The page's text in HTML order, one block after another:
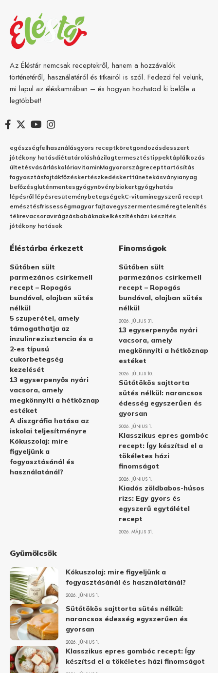
Az Éléstár nemcsak receptekről, hanem a hozzávalók
történetéről, használatáról és titkairól is szól. Fedezd fel velünk,
mi lapul az éléskamrában – és hogyan hozhatod ki belőle a
legtöbbet!
egészségfelhasználásgyors receptköretgondozásdesszert
jótékony hatásdiétatárolásházilagtermesztéstippektáplálkozás
ültetésvásárláskalóriavitaminMagyarországrecepttartósítás
fagyasztásfajtákfőzéskertészkedéskerttünetekásványianyag
befőzésgluténmentesgyógynövénybiokertgyógyhatás
lépésről lépésresüteménybetegségekC-vitaminegyszerű recept
emésztésfrissességmagyar fajtavegyszermentesméregtelenítés
télirevacsoravirágzásbabáknakelkészítésházi készítés
jótékony hatások
Éléstárba érkezett
Sütőben sült
parmezános csirkemell
recept – Ropogós
bundával, olajban sütés
nélkül
5 szuperétel, amely
támogathatja az
inzulinrezisztencia és a
2-es típusú
cukorbetegség
kezelését
13 egyserpenyős nyári
vacsora, amely
megkönnyíti a hétköznap
estéket
A diszgráfia hatása az
iskolai teljesítményre
Kókuszolaj: mire
figyeljünk a
fogyasztásánál és
használatánál?
Finomságok
Sütőben sült
parmezános csirkemell
recept – Ropogós
bundával, olajban sütés
nélkül
2026. JÚLIUS 31.
13 egyserpenyős nyári
vacsora, amely
megkönnyíti a hétköznap
estéket
2026. JÚLIUS 10.
Sütőtökös sajttorta
sütés nélkül: narancsos
édesség egyszerűen és
gyorsan
2026. JÚNIUS 1.
Klasszikus epres gombóc
recept: Így készítsd el a
tökéletes házi
finomságot
2026. JÚNIUS 1.
Kiadós zöldbabos-húsos
rizs: Egy gyors és
egyszerű egytálétel
recept
2026. MÁJUS 31.
Gyümölcsök
Kókuszolaj: mire figyeljünk a
fogyasztásánál és használatánál?
2026. JÚNIUS 1.
Sütőtökös sajttorta sütés nélkül:
narancsos édesség egyszerűen és
gyorsan
2026. JÚNIUS 1.
Klasszikus epres gombóc recept: Így
készítsd el a tökéletes házi finomságot